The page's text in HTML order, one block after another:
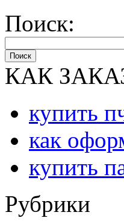
Поиск:
Поиск
КАК
купить
как
купить
Рубрики